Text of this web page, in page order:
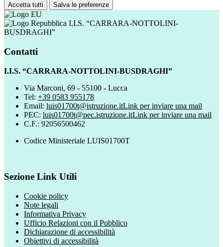
Accetta tutti Salva le preferenze
I.I.S. “CARRARA-NOTTOLINI-
BUSDRAGHI”
Contatti
I.I.S. “CARRARA-NOTTOLINI-BUSDRAGHI”
Via Marconi, 69 - 55100 - Lucca
Tel: +39 0583 955178
Email: luis01700t@istruzione.itLink per inviare una mail
PEC: luis01700t@pec.istruzione.itLink per inviare una mail
C.F.: 92056500462
Codice Ministeriale LUIS01700T
Sezione Link Utili
Cookie policy
Note legali
Informativa Privacy
Ufficio Relazioni con il Pubblico
Dichiarazione di accessibilità
Obiettivi di accessibilità